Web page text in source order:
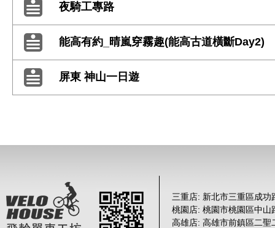
夜騎工專路
能高有約_晴嵐穿霧趣(能高古道橫斷Day2)
屏東 神山一日遊
三重店: 新北市三重區成功
桃園店: 桃園市桃園區中山
高雄店: 高雄市前鎮區二聖